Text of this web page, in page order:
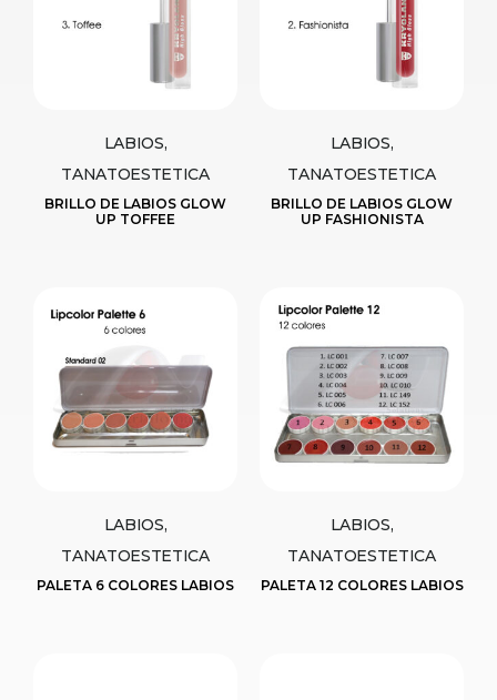
LABIOS,
TANATOESTETICA
BRILLO DE LABIOS GLOW
UP TOFFEE
LABIOS,
TANATOESTETICA
BRILLO DE LABIOS GLOW
UP FASHIONISTA
LABIOS,
TANATOESTETICA
PALETA 6 COLORES LABIOS
LABIOS,
TANATOESTETICA
PALETA 12 COLORES LABIOS